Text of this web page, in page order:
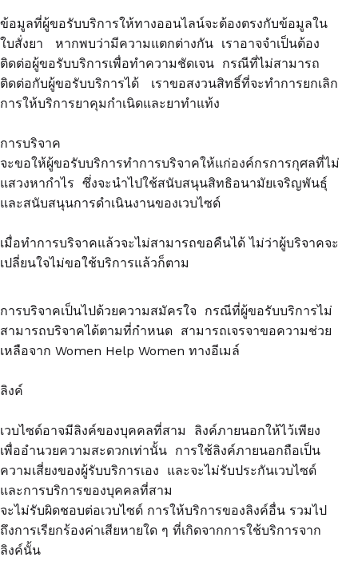
ข้อมูลที่ผู้ขอรับบริการให้ทางออนไลน์จะต้องตรงกับข้อมูลใน
ใบสั่งยา หากพบว่ามีความแตกต่างกัน เราอาจจำเป็นต้อง
ติดต่อผู้ขอรับบริการเพื่อทำความชัดเจน กรณีที่ไม่สามารถ
ติดต่อกับผู้ขอรับบริการได้ เราขอสงวนสิทธิ์ที่จะทำการยกเลิก
การให้บริการยาคุมกำเนิดและยาทำแท้ง
การบริจาค
จะขอให้ผู้ขอรับบริการทำการบริจาคให้แก่องค์กรการกุศลที่ไม่
แสวงหากำไร ซึ่งจะนำไปใช้สนับสนุนสิทธิอนามัยเจริญพันธุ์
และสนับสนุนการดำเนินงานของเวบไซด์
เมื่อทำการบริจาคแล้วจะไม่สามารถขอคืนได้ ไม่ว่าผู้บริจาคจะ
เปลี่ยนใจไม่ขอใช้บริการแล้วก็ตาม
การบริจาคเป็นไปด้วยความสมัครใจ กรณีที่ผู้ขอรับบริการไม่
สามารถบริจาคได้ตามที่กำหนด สามารถเจรจาขอความช่วย
เหลือจาก Women Help Women ทางอีเมล์
ลิงค์
เวบไซด์อาจมีลิงค์ของบุคคลที่สาม ลิงค์ภายนอกให้ไว้เพียง
เพื่ออำนวยความสะดวกเท่านั้น การใช้ลิงค์ภายนอกถือเป็น
ความเสี่ยงของผู้รับบริการเอง และจะไม่รับประกันเวบไซด์
และการบริการของบุคคลที่สาม
จะไม่รับผิดชอบต่อเวบไซด์ การให้บริการของลิงค์อื่น รวมไป
ถึงการเรียกร้องค่าเสียหายใด ๆ ที่เกิดจากการใช้บริการจาก
ลิงค์นั้น